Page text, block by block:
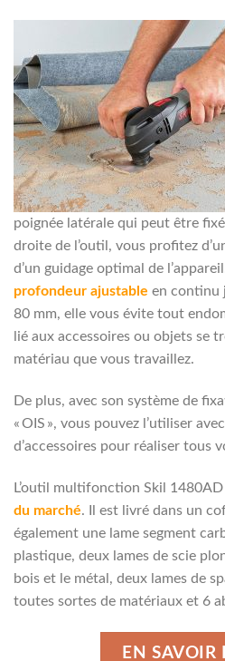
poignée latérale qui peut être
droite de l’outil, vous profitez
d’un guidage optimal de
profondeur ajustable en continu
80 mm, elle vous évite tout
lié aux accessoires ou objets se
matériau que vous travaillez.
De plus, avec son système de
« OIS », vous pouvez l’utiliser
d’accessoires pour réaliser tous
L’outil multifonction Skil 1480AD
du marché. Il est livré dans un
également une lame segment
plastique, deux lames de scie
bois et le métal, deux lames de
toutes sortes de matériaux et 6
EN SAVOIR